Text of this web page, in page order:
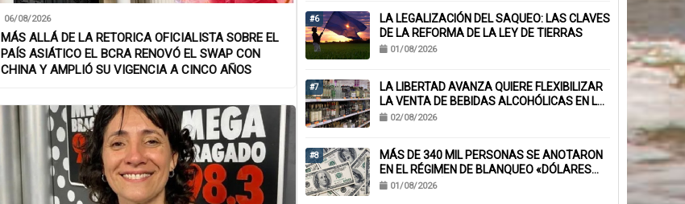
06/08/2026
MÁS ALLÁ DE LA RETORICA OFICIALISTA SOBRE EL
PAÍS ASIÁTICO EL BCRA RENOVÓ EL SWAP CON
CHINA Y AMPLIÓ SU VIGENCIA A CINCO AÑOS
#6
LA LEGALIZACIÓN DEL SAQUEO: LAS CLAVES
DE LA REFORMA DE LA LEY DE TIERRAS
01/08/2026
#7
LA LIBERTAD AVANZA QUIERE FLEXIBILIZAR
LA VENTA DE BEBIDAS ALCOHÓLICAS EN LA
PROVINCIA
02/08/2026
#8
MÁS DE 340 MIL PERSONAS SE ANOTARON
EN EL RÉGIMEN DE BLANQUEO «DÓLARES
DEL COLCHÓN»
01/08/2026